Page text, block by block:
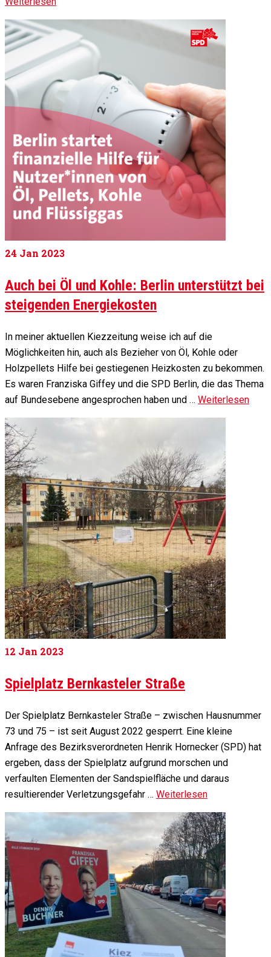
24 Jan 2023
Auch bei Öl und Kohle: Berlin unterstützt bei
steigenden Energiekosten
In meiner aktuellen Kiezzeitung weise ich auf die
Möglichkeiten hin, auch als Bezieher von Öl, Kohle oder
Holzpellets Hilfe bei gestiegenen Heizkosten zu bekommen.
Es waren Franziska Giffey und die SPD Berlin, die das Thema
auf Bundesebene angesprochen haben und … Weiterlesen
12 Jan 2023
Spielplatz Bernkasteler Straße
Der Spielplatz Bernkasteler Straße – zwischen Hausnummer
73 und 75 – ist seit August 2022 gesperrt. Eine kleine
Anfrage des Bezirksverordneten Henrik Hornecker (SPD) hat
ergeben, dass der Spielplatz aufgrund morschen und
verfaulten Elementen der Sandspielfläche und daraus
resultierender Verletzungsgefahr … Weiterlesen